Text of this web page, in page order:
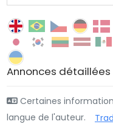
Annonces détaillées
Certaines
langue de l'auteur.